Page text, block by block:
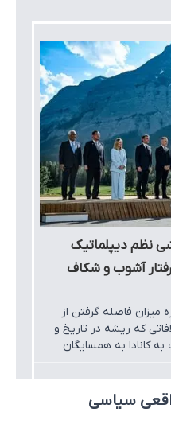
نظم دیپلماتیک
آشوب و شکاف
میزان فاصله گرفتن از
که ریشه در تاریخ و
کانادا به همسایگان
کانادا، مارک کارنی،
آلمانی و ژاپنی خود
بگوید.
سیاسی